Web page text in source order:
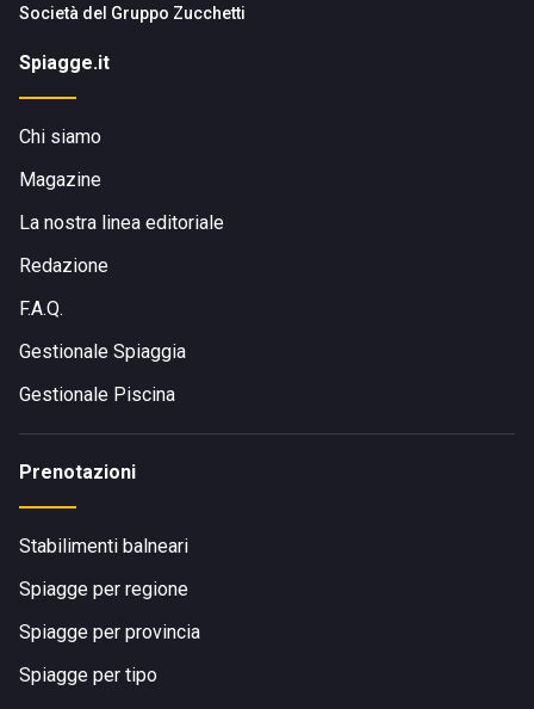
Società del Gruppo Zucchetti
Spiagge.it
Chi siamo
Magazine
La nostra linea editoriale
Redazione
F.A.Q.
Gestionale Spiaggia
Gestionale Piscina
Prenotazioni
Stabilimenti balneari
Spiagge per regione
Spiagge per provincia
Spiagge per tipo